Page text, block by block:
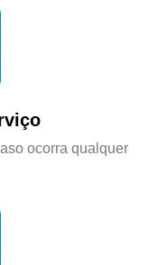
ocorra qualquer